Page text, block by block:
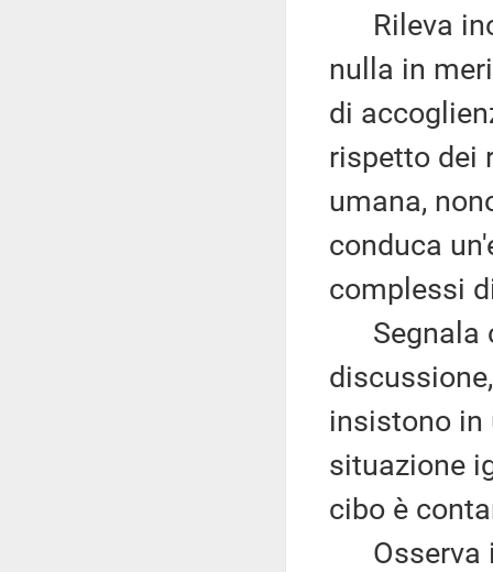
Rileva
nulla in
di
rispetto dei
umana,
conduca
complessi
Segnala
insistono in
situazione
cibo è
Osserva